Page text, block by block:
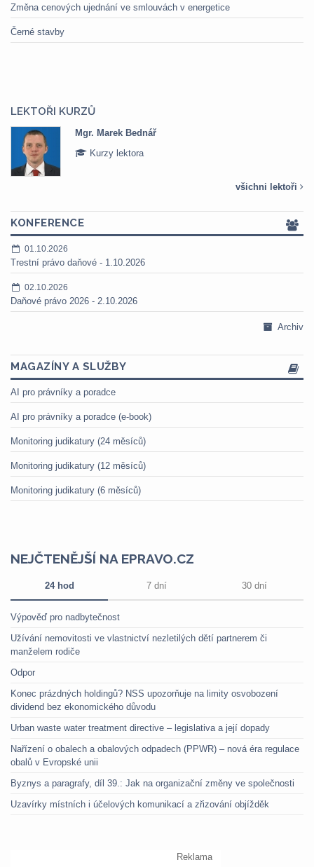
Změna cenových ujednání ve smlouvách v energetice
Černé stavby
LEKTOŘI KURZŮ
Mgr. Marek Bednář
Kurzy lektora
všichni lektoři
KONFERENCE
01.10.2026
Trestní právo daňové - 1.10.2026
02.10.2026
Daňové právo 2026 - 2.10.2026
Archiv
MAGAZÍNY A SLUŽBY
AI pro právníky a poradce
AI pro právníky a poradce (e-book)
Monitoring judikatury (24 měsíců)
Monitoring judikatury (12 měsíců)
Monitoring judikatury (6 měsíců)
NEJČTENĚJŠÍ NA EPRAVO.CZ
24 hod 7 dní 30 dní
Výpověď pro nadbytečnost
Užívání nemovitosti ve vlastnictví nezletilých dětí partnerem či
manželem rodiče
Odpor
Konec prázdných holdingů? NSS upozorňuje na limity osvobození
dividend bez ekonomického důvodu
Urban waste water treatment directive – legislativa a její dopady
Nařízení o obalech a obalových odpadech (PPWR) – nová éra regulace
obalů v Evropské unii
Byznys a paragrafy, díl 39.: Jak na organizační změny ve společnosti
Uzavírky místních i účelových komunikací a zřizování objížděk